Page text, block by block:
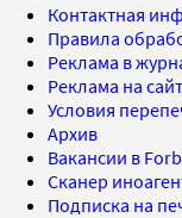
Контактная
Правила
Реклама в
Реклама на
Условия
Архив
Вакансии в
Сканер
Подписка на